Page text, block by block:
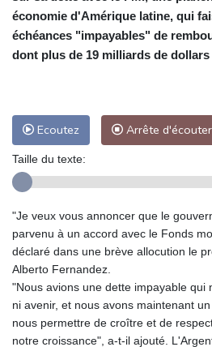
économie d'Amérique latine, qui
échéances "impayables" de
dont plus de 19 milliards de dollars
Ecoutez Arrête d'écouter
Taille du texte:
"Je veux vous annoncer que le
parvenu à un accord avec le Fonds
déclaré dans une brève allocution le
Alberto Fernandez.
"Nous avions une dette impayable qui
ni avenir, et nous avons maintenant
nous permettre de croître et de
notre croissance", a-t-il ajouté.